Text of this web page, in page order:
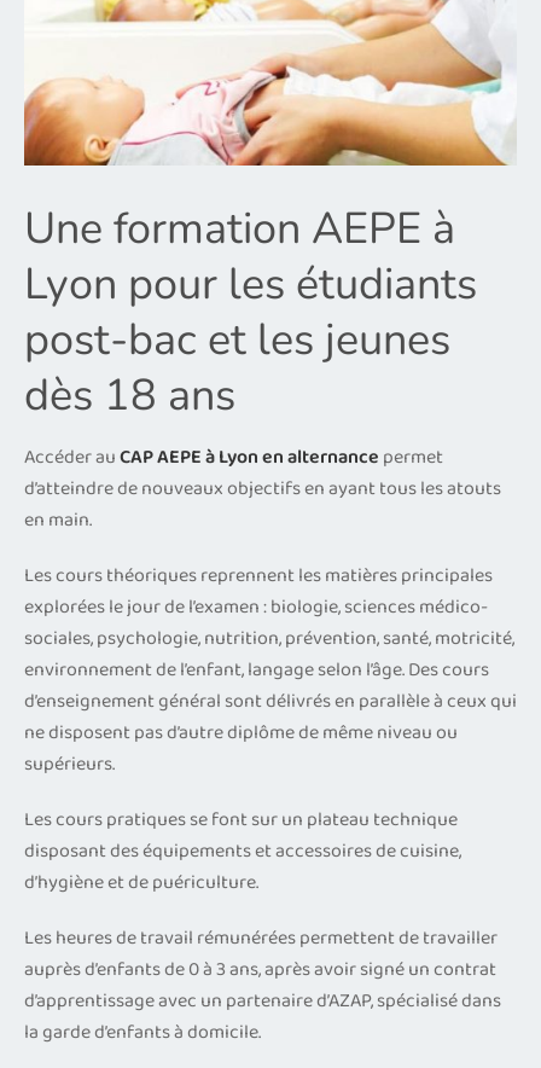
Une formation AEPE à
Lyon pour les étudiants
post-bac et les jeunes
dès 18 ans
Accéder auCAP AEPE à Lyon en alternance permet
d’atteindre de nouveaux objectifs en ayant tous les atouts
en main.
Les cours théoriques reprennent les matières principales
explorées le jour de l’examen : biologie, sciences médico-
sociales, psychologie, nutrition, prévention, santé, motricité,
environnement de l’enfant, langage selon l’âge. Des cours
d’enseignement général sont délivrés en parallèle à ceux qui
ne disposent pas d’autre diplôme de même niveau ou
supérieurs.
Les cours pratiques se font sur un plateau technique
disposant des équipements et accessoires de cuisine,
d’hygiène et de puériculture.
Les heures de travail rémunérées permettent de travailler
auprès d’enfants de 0 à 3 ans, après avoir signé un contrat
d’apprentissage avec un partenaire d’AZAP, spécialisé dans
la garde d’enfants à domicile.